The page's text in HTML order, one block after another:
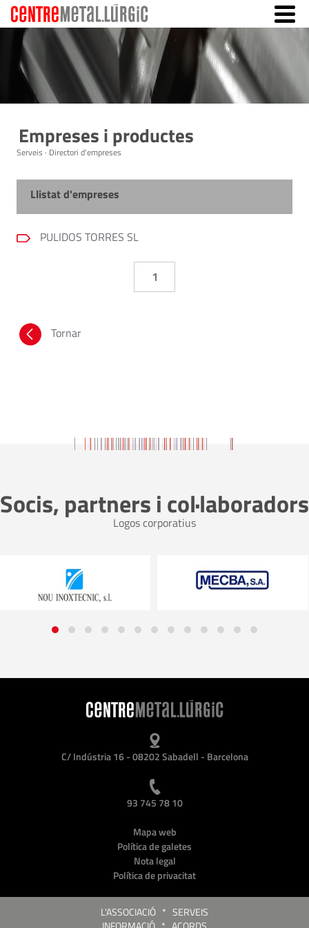
Empreses i productes
Serveis · Directori d'empreses
Llistat d'empreses
PULIDOS TORRES SL
1
Tornar
Socis, partners i col·laboradors
Logos corporatius
C/ Indústria 16 - 08202 Sabadell - Barcelona
93 745 78 10
Mapa web
Política de galetes
Nota legal
Política de privacitat
L'ASSOCIACIÓ * SERVEIS